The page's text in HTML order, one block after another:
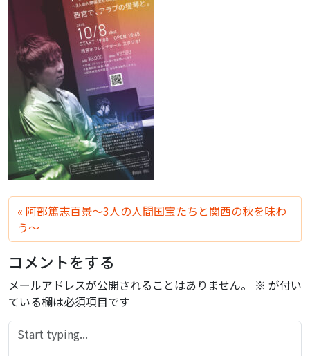
阿部篤志百景〜3人の人間国宝たちと関西の秋を味わ
う〜
コメントをする
メールアドレスが公開されることはありません。 ※ が付い
ている欄は必須項目です